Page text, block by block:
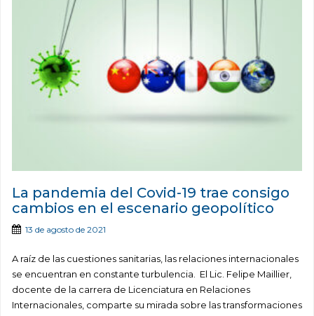
La pandemia del Covid-19 trae consigo
cambios en el escenario geopolítico
13 de agosto de 2021
A raíz de las cuestiones sanitarias, las relaciones internacionales
se encuentran en constante turbulencia. El Lic. Felipe Maillier,
docente de la carrera de Licenciatura en Relaciones
Internacionales, comparte su mirada sobre las transformaciones